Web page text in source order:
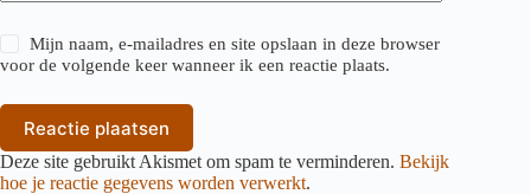
Mijn naam, e-mailadres en site opslaan in deze browser
voor de volgende keer wanneer ik een reactie plaats.
Reactie plaatsen
Deze site gebruikt Akismet om spam te verminderen. Bekijk
hoe je reactie gegevens worden verwerkt.